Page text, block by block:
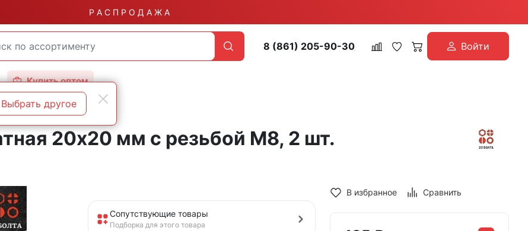
Р А С П Р О Д А Ж А
8 (861) 205-90-30 Войти
Купить оптом
20х20 мм с резьбой М8, 2 шт.
Сопутствующие товары
Подборка для этого товара
В избранное Сравнить
Выбрать другое